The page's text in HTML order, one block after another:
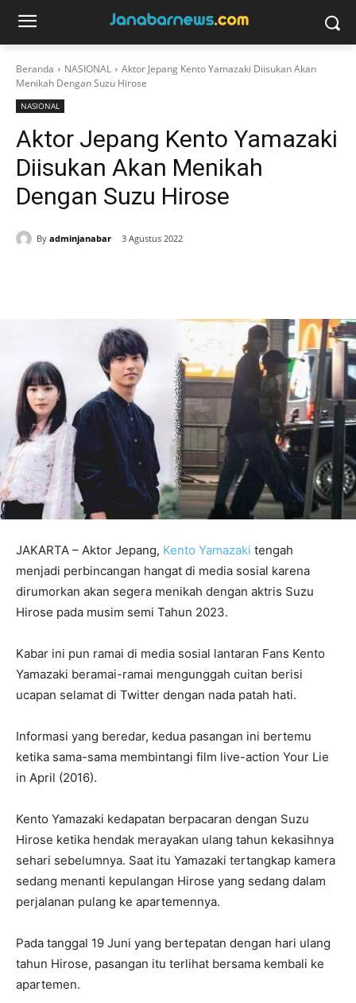
Beranda NASIONAL
Aktor Jepang Kento Yamazaki Diisukan Akan
Menikah Dengan Suzu Hirose
NASIONAL
Aktor Jepang Kento Yamazaki
Diisukan Akan Menikah
Dengan Suzu Hirose
By adminjanabar 3 Agustus 2022
JAKARTA – Aktor Jepang, Kento Yamazaki tengah
menjadi perbincangan hangat di media sosial karena
dirumorkan akan segera menikah dengan aktris Suzu
Hirose pada musim semi Tahun 2023.
Kabar ini pun ramai di media sosial lantaran Fans Kento
Yamazaki beramai-ramai mengunggah cuitan berisi
ucapan selamat di Twitter dengan nada patah hati.
Informasi yang beredar, kedua pasangan ini bertemu
ketika sama-sama membintangi film live-action Your Lie
in April (2016).
Kento Yamazaki kedapatan berpacaran dengan Suzu
Hirose ketika hendak merayakan ulang tahun kekasihnya
sehari sebelumnya. Saat itu Yamazaki tertangkap kamera
sedang menanti kepulangan Hirose yang sedang dalam
perjalanan pulang ke apartemennya.
Pada tanggal 19 Juni yang bertepatan dengan hari ulang
tahun Hirose, pasangan itu terlihat bersama kembali ke
apartemen.